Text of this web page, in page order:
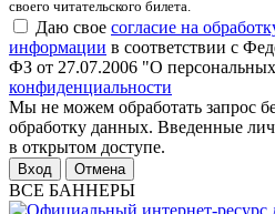
своего читательского билета.
Даю свое согласие на
информации в соответствии с
ФЗ от 27.07.2006 "О
конфиденциальности
Мы не можем обработать запрос
обработку данных. Введенные
в открытом доступе.
Отмена
ВСЕ БАННЕРЫ